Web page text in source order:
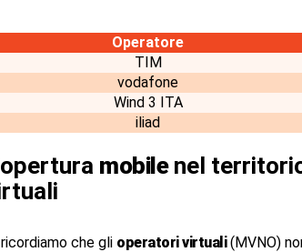
Operatore
TIM
vodafone
Wind 3 ITA
iliad
mobilenel
che gli operatori virtuali(MVNO)